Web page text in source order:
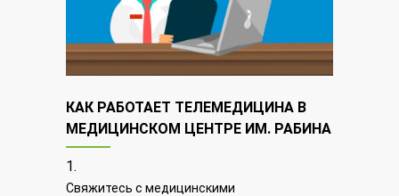
КАК РАБОТАЕТ ТЕЛЕМЕДИЦИНА В
МЕДИЦИНСКОМ ЦЕНТРЕ ИМ. РАБИНА
Свяжитесь с медицинскими